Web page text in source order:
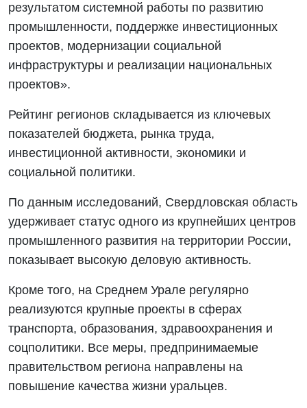
результатом системной работы по развитию
промышленности, поддержке инвестиционных
проектов, модернизации социальной
инфраструктуры и реализации национальных
проектов».
Рейтинг регионов складывается из ключевых
показателей бюджета, рынка труда,
инвестиционной активности, экономики и
социальной политики.
По данным исследований, Свердловская область
удерживает статус одного из крупнейших центров
промышленного развития на территории России,
показывает высокую деловую активность.
Кроме того, на Среднем Урале регулярно
реализуются крупные проекты в сферах
транспорта, образования, здравоохранения и
соцполитики. Все меры, предпринимаемые
правительством региона направлены на
повышение качества жизни уральцев.